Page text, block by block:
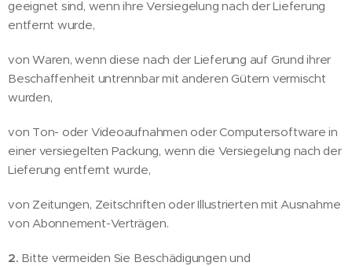
geeignet sind, wenn ihre Versiegelung nach der Lieferung
entfernt wurde,
von Waren, wenn diese nach der Lieferung auf Grund ihrer
Beschaffenheit untrennbar mit anderen Gütern vermischt
wurden,
von Ton- oder Videoaufnahmen oder Computersoftware in
einer versiegelten Packung, wenn die Versiegelung nach der
Lieferung entfernt wurde,
von Zeitungen, Zeitschriften oder Illustrierten mit Ausnahme
von Abonnement-Verträgen.
2. Bitte vermeiden Sie Beschädigungen und